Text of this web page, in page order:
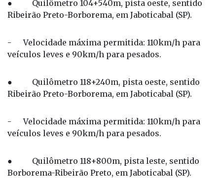
● Quilômetro 104+540m, pista oeste, sentido
Ribeirão Preto-Borborema, em Jaboticabal (SP).
- Velocidade máxima permitida: 110km/h para
veículos leves e 90km/h para pesados.
● Quilômetro 118+240m, pista oeste, sentido
Ribeirão Preto-Borborema, em Jaboticabal (SP).
- Velocidade máxima permitida: 110km/h para
veículos leves e 90km/h para pesados.
● Quilômetro 118+800m, pista leste, sentido
Borborema-Ribeirão Preto, em Jaboticabal (SP).